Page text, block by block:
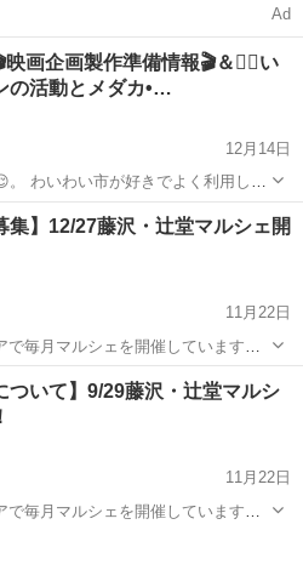
Ad
画企画製作準備情報🎬️＆💁‍♀️い
の活動とメダカ•…
12月14日
して
憧れて 元東映セントラルフィルム
氏を訪ね 芸能界に飛び込み、 元東映
駅 地域/お祭り メダカ
集】12/27藤沢・辻堂マルシェ開
11月22日
毎月マルシェを開催しています。
ので出展者募集のお問い合わせが増
地域/お祭り マルシェ
ついて】9/29藤沢・辻堂マルシ
11月22日
毎月マルシェを開催しています。